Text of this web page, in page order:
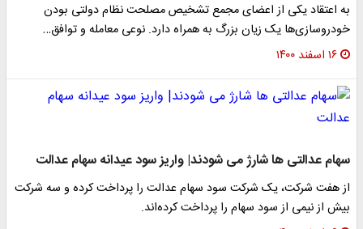
به اعتقاد یکی از اعضای مجمع تشخیص مصلحت نظام دولتی بودن
خودروسازی‌ها یک زیان بزرگ به همراه دارد. نوعی معامله و توافق…
۱۶ اسفند ۱۴۰۰
سهام عدالتی ها شارژ می شودند| واریز سود عیدانه سهام عدالت
از هفت شرکت، یک شرکت سود سهام عدالت را پرداخت کرده و سه شرکت
بیش از نیمی از سود سهام را پرداخت کرده‌اند.